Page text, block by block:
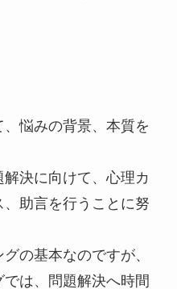
悩みの背景、本質を
決に向けて、心理カ
助言を行うことに努
の基本なのですが、
は、問題解決へ時間